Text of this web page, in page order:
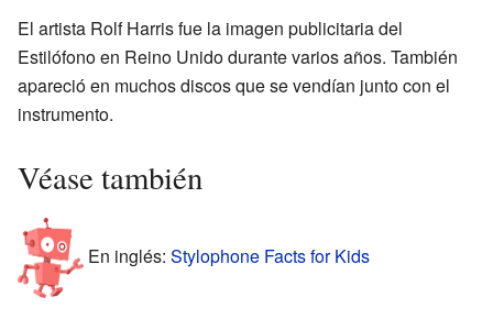
El artista Rolf Harris fue la imagen publicitaria del
Estilófono en Reino Unido durante varios años. También
apareció en muchos discos que se vendían junto con el
instrumento.
Véase también
En inglés: Stylophone Facts for Kids